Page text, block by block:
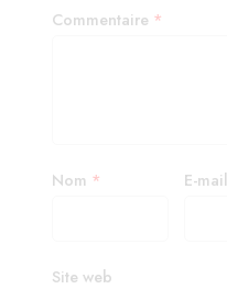
Commentaire *
Nom * E-mail
Site web